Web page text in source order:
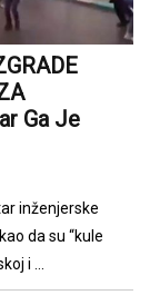
Ga Je
inženjerske
da su “kule
i ...